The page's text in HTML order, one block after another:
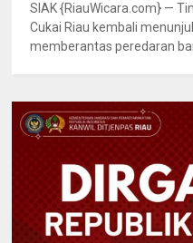
SIAK {RiauWicara.com} —
Cukai Riau kembali
memberantas peredaran